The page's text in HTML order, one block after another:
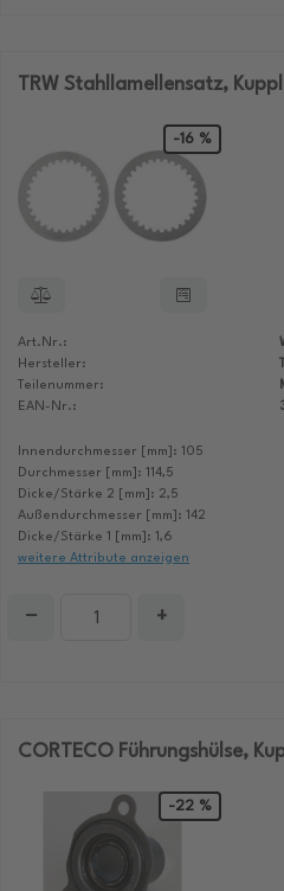
TRW Stahllamellensatz,
-16 %
Art.Nr.:
Hersteller:
Teilenummer:
EAN-Nr.:
Innendurchmesser [mm]: 105
Durchmesser [mm]: 114,5
Dicke/Stärke 2 [mm]: 2,5
Außendurchmesser [mm]: 142
Dicke/Stärke 1 [mm]: 1,6
weitere Attribute anzeigen
− +
CORTECO Führungshülse,
-22 %